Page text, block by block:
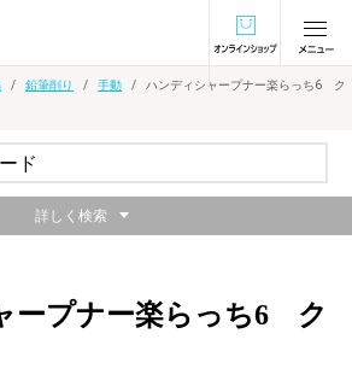
オンラインショ
鉛筆削り 手動
ハンディシャープナー楽らっち6 ク
ープナー楽らっち6 ク
詳しく検索